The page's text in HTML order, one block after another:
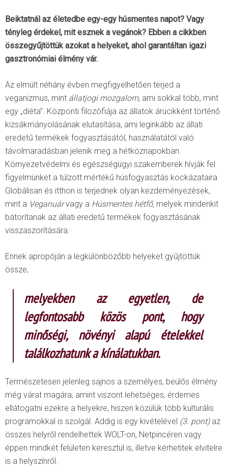
Beiktatnál az életedbe egy-egy húsmentes napot? Vagy
tényleg érdekel, mit esznek a vegánok? Ebben a cikkben
összegyűjtöttük azokat a helyeket, ahol garantáltan igazi
gasztronómiai élmény vár.
Az elmúlt néhány évben megfigyelhetően terjed a
veganizmus, mint állatjogi mozgalom, ami sokkal több, mint
egy „diéta”. Központi filozófiája az állatok árucikként történő
kizsákmányolásának elutasítása, ami leginkább az állati
eredetű termékek fogyasztásától, használatától való
távolmaradásban jelenik meg a hétköznapokban.
Környezetvédelmi és egészségügyi szakemberek hívják fel
figyelmünket a túlzott mértékű húsfogyasztás kockázataira.
Globálisan és itthon is terjednek olyan kezdeményezések,
mint a Veganuárvagy a Húsmentes hétfő, melyek mindenkit
bátorítanak az állati eredetű termékek fogyasztásának
visszaszorítására.
Ennek apropóján a legkülönbözőbb helyeket gyűjtöttük
össze,
melyekben az egyetlen, de
legfontosabb közös pont, hogy
minőségi, növényi alapú ételekkel
találkozhatunk a kínálatukban.
Természetesen jelenleg sajnos a személyes, beülős élmény
még várat magára, amint viszont lehetséges, érdemes
ellátogatni ezekre a helyekre, hiszen közülük több kulturális
programokkal is szolgál. Addig is egy kivételével (3. pont)az
összes helyről rendelhettek WOLT-on, Netpincéren vagy
éppen mindkét felületen keresztül is, illetve kérhetitek elvitelre
is a helyszínről.